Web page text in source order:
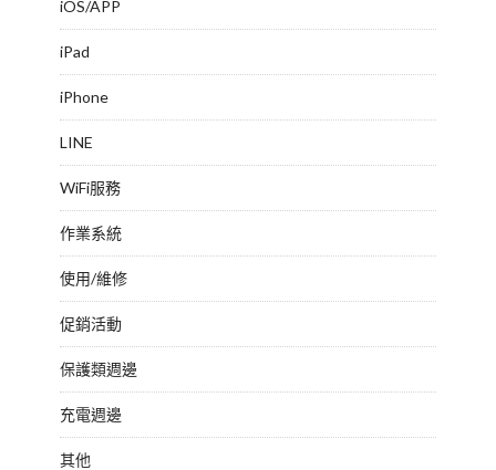
iOS/APP
iPad
iPhone
LINE
WiFi服務
作業系統
使用/維修
促銷活動
保護類週邊
充電週邊
其他